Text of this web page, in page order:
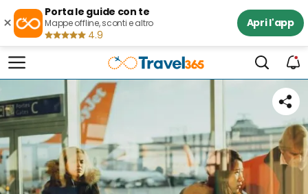
×
Porta le guide con te
Mappe offline, sconti e altro
4.9
Apri l'app